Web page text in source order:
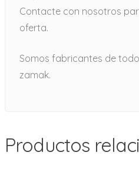
Contacte con nosotros
oferta.
Somos fabricantes de
zamak.
Productos